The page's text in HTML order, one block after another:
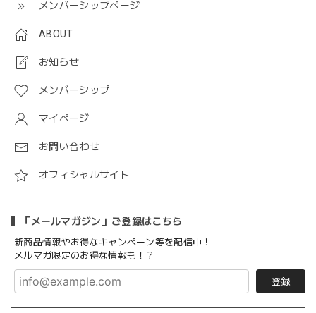
メンバーシップページ
ABOUT
お知らせ
メンバーシップ
マイページ
お問い合わせ
オフィシャルサイト
「メールマガジン」ご登録はこちら
新商品情報やお得なキャンペーン等を配信中！
メルマガ限定のお得な情報も！？
登録